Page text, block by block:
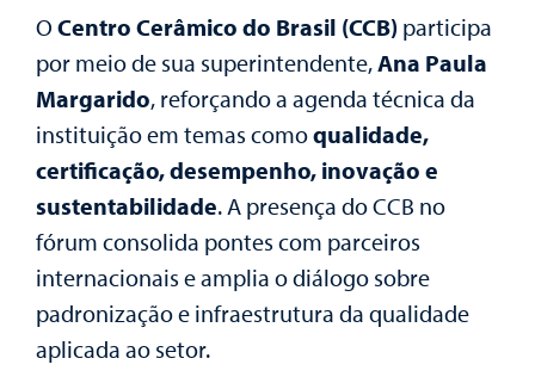
O Centro Cerâmico do Brasil (CCB) participa
por meio de sua superintendente,Ana Paula
Margarido, reforçando a agenda técnica da
instituição em temas comoqualidade,
certificação, desempenho, inovação e
sustentabilidade. A presença do CCB no
fórum consolida pontes com parceiros
internacionais e amplia o diálogo sobre
padronização e infraestrutura da qualidade
aplicada ao setor.